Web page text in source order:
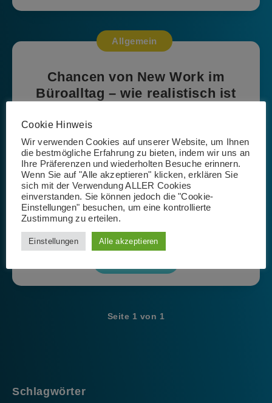
Allgemein
Chancen von New Work im
Büroalltag – wie realistisch ist
30. März 2021
Wir stellen uns tagtäglich neuen Herausforderungen.
Digitalisierung, Globalisierung und Pandemie bringen eine
ungewohnte Art des Lebens und des Arbeitens mit sich. Die
Seite 1 von 1
Schlagwörter
Cookie Hinweis
Wir verwenden Cookies auf unserer Website, um Ihnen
die bestmögliche Erfahrung zu bieten, indem wir uns an
Ihre Präferenzen und wiederholten Besuche erinnern.
Wenn Sie auf "Alle akzeptieren" klicken, erklären Sie
sich mit der Verwendung ALLER Cookies
einverstanden. Sie können jedoch die "Cookie-
Einstellungen" besuchen, um eine kontrollierte
Zustimmung zu erteilen.
Einstellungen Alle akzeptieren